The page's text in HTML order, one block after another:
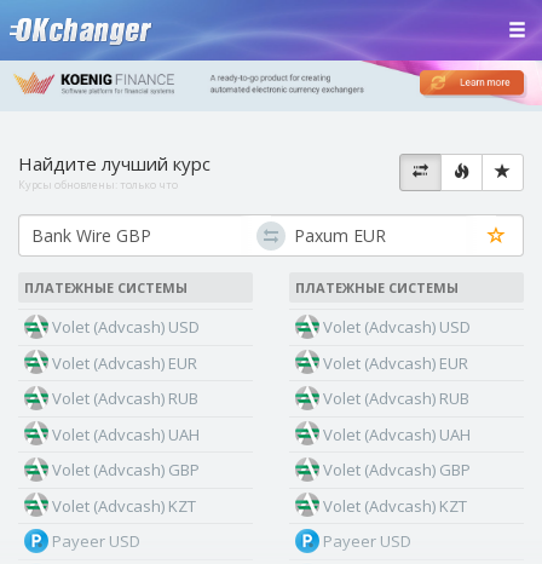
Найдите лучший курс
Курсы обновлены: только что
ПЛАТЕЖНЫЕ СИСТЕМЫ
Volet (Advcash) USD
Volet (Advcash) EUR
Volet (Advcash) RUB
Volet (Advcash) UAH
Volet (Advcash) GBP
Volet (Advcash) KZT
Payeer USD
ПЛАТЕЖНЫЕ СИСТЕМЫ
Volet (Advcash) USD
Volet (Advcash) EUR
Volet (Advcash) RUB
Volet (Advcash) UAH
Volet (Advcash) GBP
Volet (Advcash) KZT
Payeer USD